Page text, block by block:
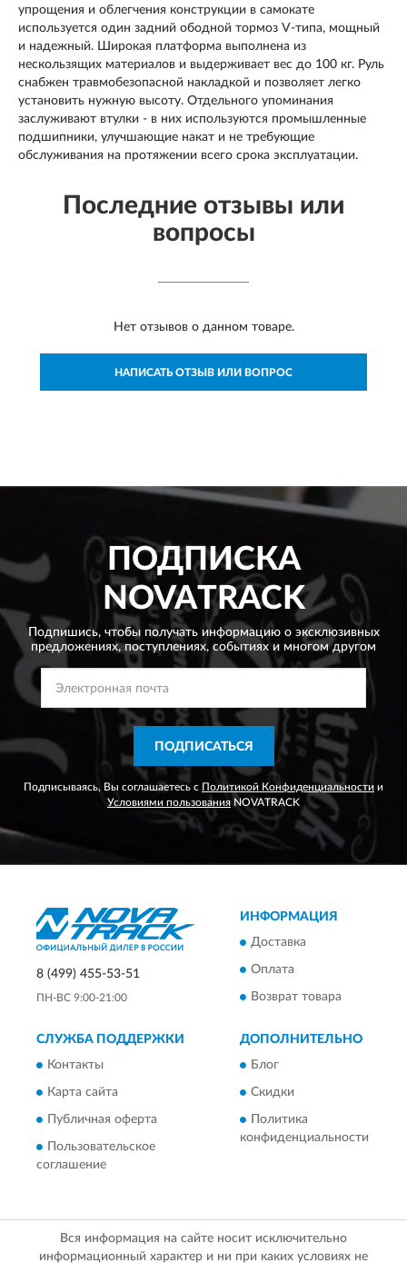
упрощения и облегчения конструкции в самокате
используется один задний ободной тормоз V-типа, мощный
и надежный. Широкая платформа выполнена из
нескользящих материалов и выдерживает вес до 100 кг. Руль
снабжен травмобезопасной накладкой и позволяет легко
установить нужную высоту. Отдельного упоминания
заслуживают втулки - в них используются промышленные
подшипники, улучшающие накат и не требующие
обслуживания на протяжении всего срока эксплуатации.
Последние отзывы или
вопросы
Нет отзывов о данном товаре.
НАПИСАТЬ ОТЗЫВ ИЛИ ВОПРОС
ПОДПИСКА
NOVATRACK
Подпишись, чтобы получать информацию о эксклюзивных
предложениях,поступлениях, событиях и многом другом
ПОДПИСАТЬСЯ
Подписываясь, Вы соглашаетесь с Политикой Конфиденциальности и
Условиями пользования NOVATRACK
8 (499) 455-53-51
ПН-ВС 9:00-21:00
ИНФОРМАЦИЯ
Доставка
Оплата
Возврат товара
СЛУЖБА ПОДДЕРЖКИ
Контакты
Карта сайта
Публичная оферта
Пользовательское
соглашение
ДОПОЛНИТЕЛЬНО
Блог
Скидки
Политика
конфиденциальности
Вся информация на сайте носит исключительно
информационный характер и ни при каких условиях не